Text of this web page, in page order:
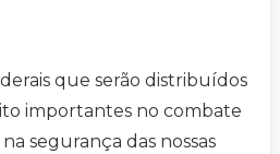
que serão distribuídos
importantes no combate
segurança das nossas